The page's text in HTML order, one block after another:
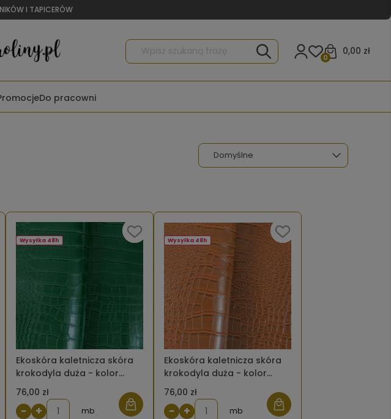
I TAPICERÓW
0,00 zł
0
Do pracowni
Ekoskóra kaletnicza skóra
krokodyla duża - kolor
zielony butelkowy jasny
76,00 zł
Wysyłka 48h
− + mb
Ekoskóra kaletnicza skóra
krokodyla duża - kolor
brązowy jasny
76,00 zł
Wysyłka 48h
− + mb